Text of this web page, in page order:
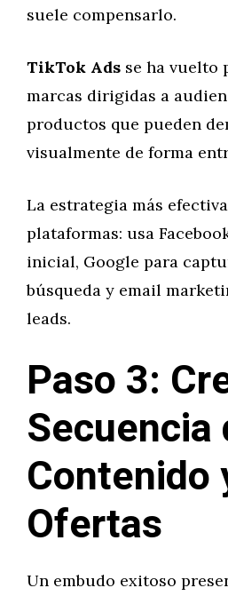
suele compensarlo.
TikTok Ads se ha vuelto
marcas dirigidas a
productos que pueden
visualmente de forma
La estrategia más
plataformas: usa
inicial, Google para
búsqueda y email
leads.
Paso 3:
Secuencia
Contenido
Ofertas
Un embudo exitoso